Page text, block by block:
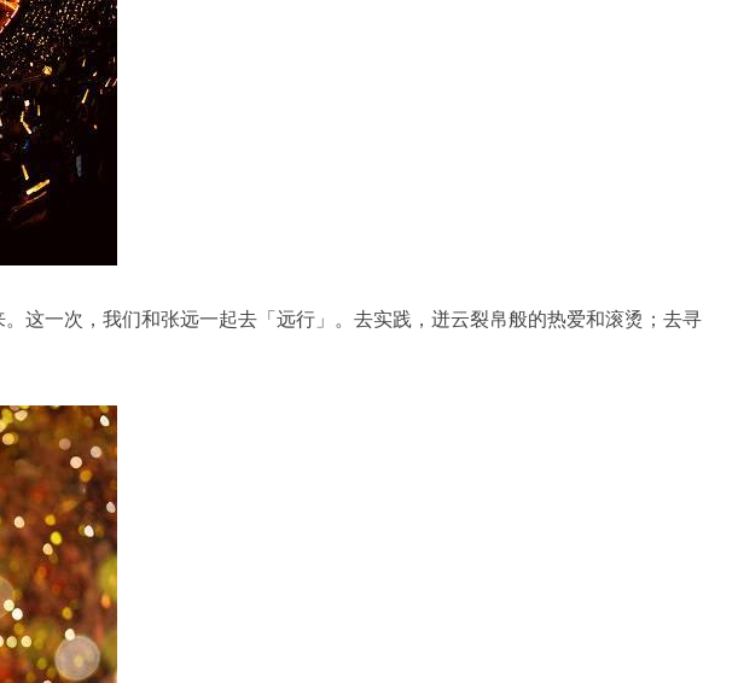
这一次，我们和张远一起去「远行」。去实践，迸云裂帛般的热爱和滚烫；去寻